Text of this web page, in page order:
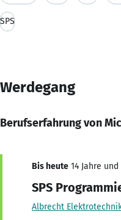
SPS
Werdegang
Berufserfahrung von
Bis heute 14 Jahre
SPS
Albrecht